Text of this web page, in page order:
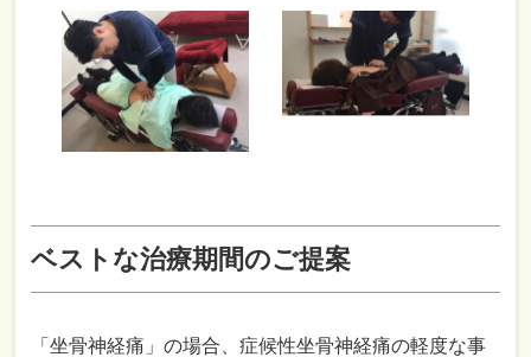
ベストな治療期間のご提案
「坐骨神経痛」の場合、症候性坐骨神経痛の軽度な事